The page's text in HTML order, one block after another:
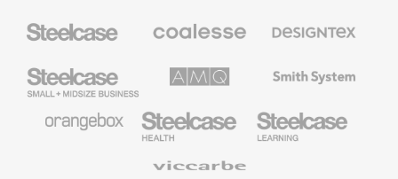
Steelcase
Premium
Small
Business
Solutions
para
Industria
de
para
Educación